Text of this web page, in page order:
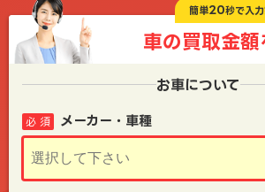
簡単20秒で入
車の買取金額
お車について
メーカー・車種
必 須